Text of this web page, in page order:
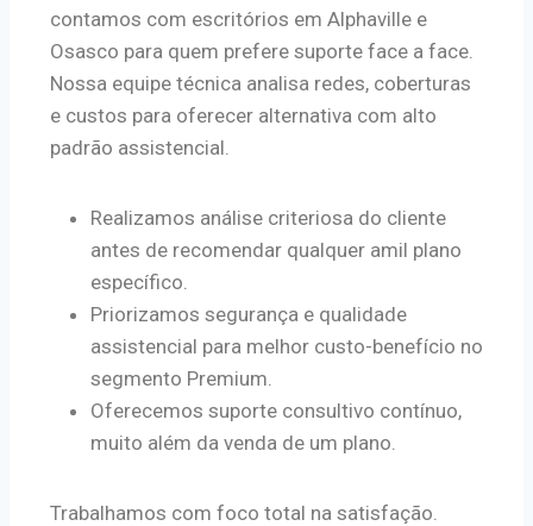
contamos com escritórios em Alphaville e
Osasco para quem prefere suporte face a face.
Nossa equipe técnica analisa redes, coberturas
e custos para oferecer alternativa com alto
padrão assistencial.
Realizamos análise criteriosa do cliente
antes de recomendar qualquer amil plano
específico.
Priorizamos segurança e qualidade
assistencial para melhor custo-benefício no
segmento Premium.
Oferecemos suporte consultivo contínuo,
muito além da venda de um plano.
Trabalhamos com foco total na satisfação.